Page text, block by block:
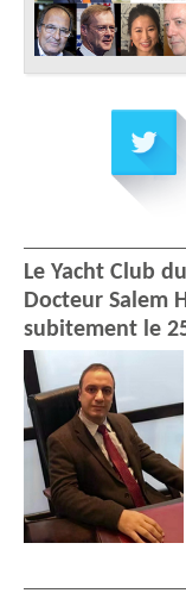
Le Yacht Club
Docteur Salem
subitement le